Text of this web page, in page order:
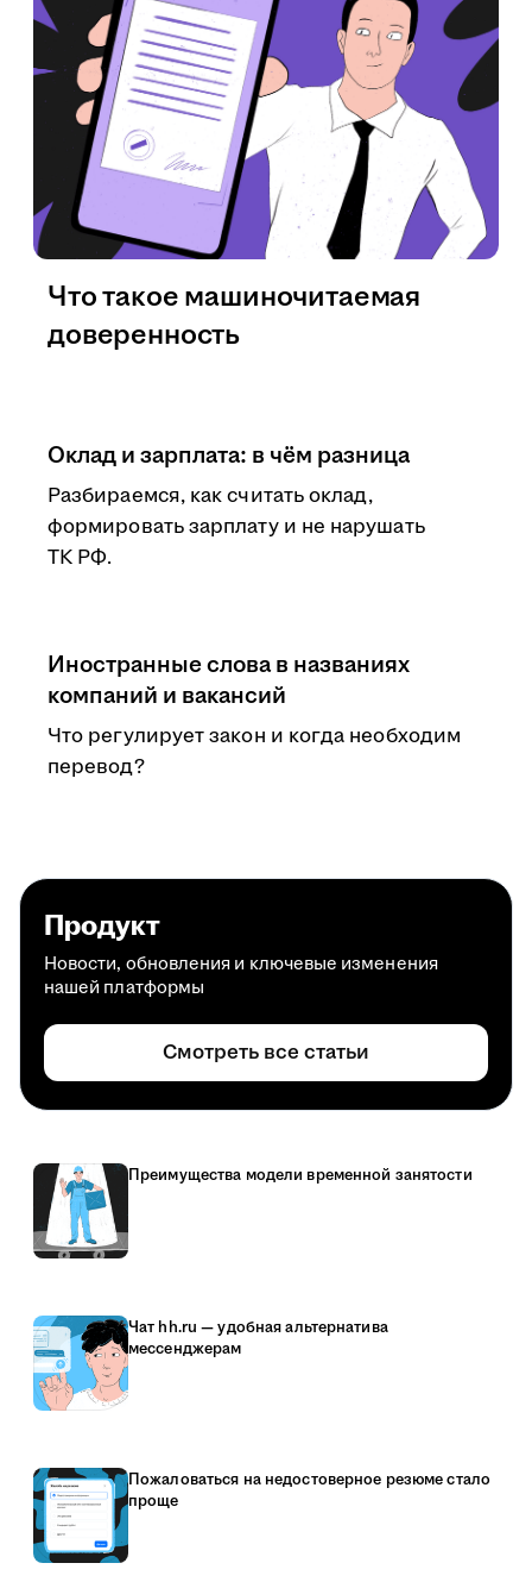
Оклад и зарплата: в чём разница
Разбираемся, как считать оклад,
формировать зарплату и не нарушать
ТК РФ.
Иностранные слова в названиях
компаний и вакансий
Что регулирует закон и когда необходим
перевод?
Что такое машиночитаемая
доверенность
Продукт
Новости, обновления и ключевые изменения
нашей платформы
Смотреть все статьи
Преимущества модели временной занятости
Чат hh.ru — удобная альтернатива
мессенджерам
Пожаловаться на недостоверное резюме стало
проще